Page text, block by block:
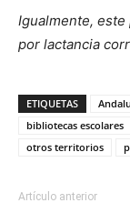
Igualmente,
por lactancia
ETIQUETAS
bibliotecas escolares
otros territorios
Artículo anterior